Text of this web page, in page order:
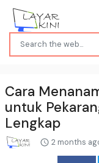
Cara
untuk
Lengkap
2 months